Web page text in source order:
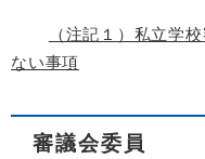
（注記１）私立学
ない事項
審議会委員